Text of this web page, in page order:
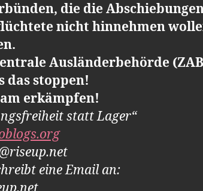
die die
nicht hinnehmen
Ausländerbehörde
das stoppen!
erkämpfen!
statt Lager“
eine Email an: